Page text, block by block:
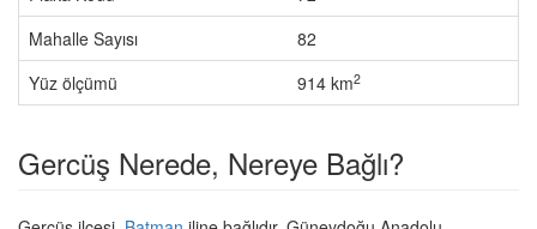
Mahalle Sayısı
82
Yüz ölçümü
914 km2
Gercüş Nerede, Nereye Bağlı?